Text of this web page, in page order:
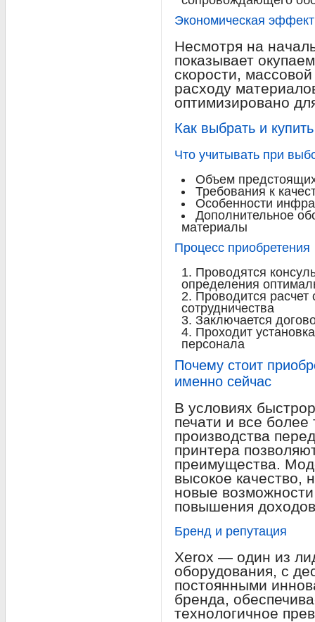
Экономическая
Несмотря на
показывает
скорости,
расходу
оптимизировано
Как выбрать и
Что учитывать при
Объем
Требования к
Особенности
Дополнительное
материалы
Процесс приобретения
Проводятся
определения
Проводится расчет
сотрудничества
Заключается
Проходит
персонала
Почему стоит
именно сейчас
В условиях
печати и все более
производства
принтера
преимущества.
высокое качество,
новые
повышения
Бренд и репутация
Xerox — один из
оборудования, с
постоянными
бренда,
технологичное